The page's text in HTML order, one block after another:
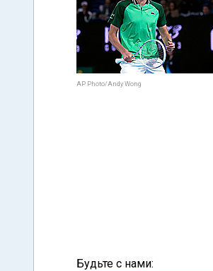
AP Photo/Andy Wong
Будьте с нами: